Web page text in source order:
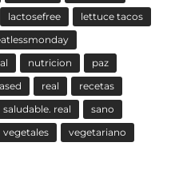
lactosefree
lettuce tacos
nutricion
paz
real
recetas
saludable. real
sano
vegetales
vegetariano